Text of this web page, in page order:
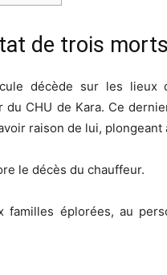
de trois morts
décède sur les lieux
CHU de Kara. Ce
raison de lui,
le décès du chauffeur.
familles éplorées, au